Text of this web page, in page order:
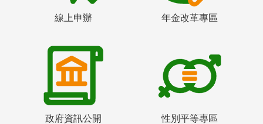
線上申辦 年金改革專區
政府資訊公開 性別平等專區